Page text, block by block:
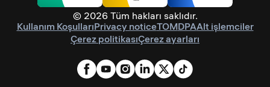
© 2026 Tüm hakları saklıdır.
Kullanım KoşullarıPrivacy noticeTOMDPAAlt işlemciler
Çerez politikasıÇerez ayarları